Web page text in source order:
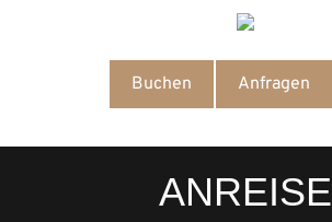
Buchen Anfragen
ANREISE